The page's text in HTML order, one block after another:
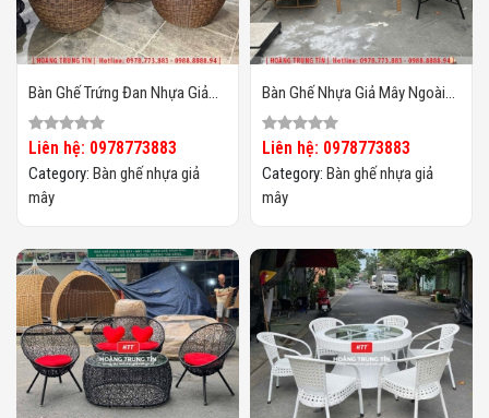
Bàn Ghế Trứng Đan Nhựa Giả
Mây HTT25
Liên hệ: 0978773883
Category: Bàn ghế nhựa giả
mây
Bàn Ghế Nhựa Giả Mây Ngoài
Trời HTT134
Liên hệ: 0978773883
Category: Bàn ghế nhựa giả
mây